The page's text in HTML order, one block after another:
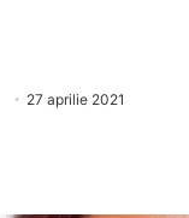
27 aprilie 2021